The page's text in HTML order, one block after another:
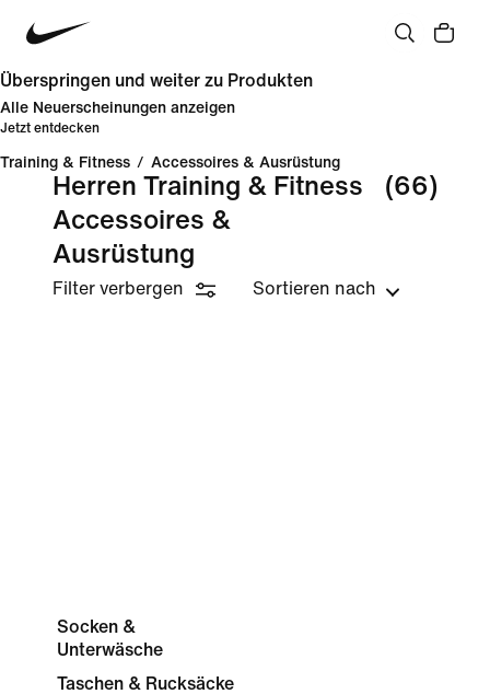
Überspringen und weiter zu Produkten
Alle Neuerscheinungen anzeigen
Jetzt entdecken
Training & Fitness / Accessoires & Ausrüstung
Herren Training & Fitness
Accessoires &
Ausrüstung
(66)
Filter verbergen Sortieren nach
Socken &
Unterwäsche
Taschen & Rucksäcke